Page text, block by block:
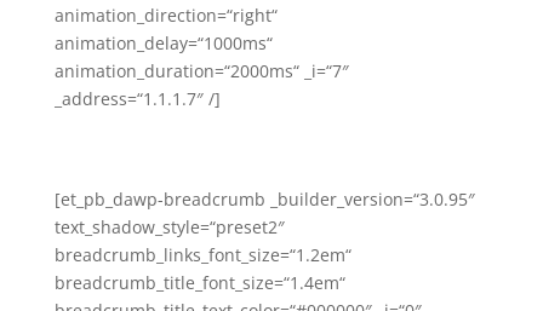
animation_direction=“right“
animation_delay=“1000ms“
animation_duration=“2000ms“ _i=“7″
_address=“1.1.1.7″ /]
[et_pb_dawp-breadcrumb _builder_version=“3.0.95″
text_shadow_style=“preset2″
breadcrumb_links_font_size=“1.2em“
breadcrumb_title_font_size=“1.4em“